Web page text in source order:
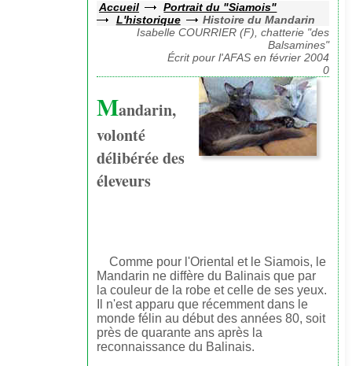
Accueil
Portrait du "Siamois"
L'historique
Histoire du Mandarin
Isabelle COURRIER (F), chatterie "des
Balsamines"
Écrit pour l'AFAS en février 2004
0
Mandarin,
volonté
délibérée des
éleveurs
Comme pour l'Oriental et le Siamois, le
Mandarin ne diffère du Balinais que par
la couleur de la robe et celle de ses yeux.
Il n'est apparu que récemment dans le
monde félin au début des années 80, soit
près de quarante ans après la
reconnaissance du Balinais.